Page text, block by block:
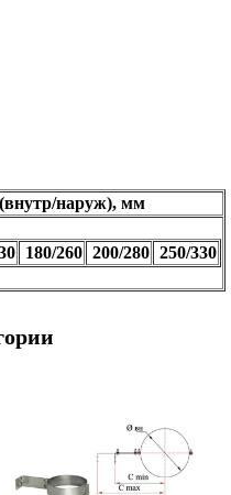
наруж), мм
180/260 200/280 250/330